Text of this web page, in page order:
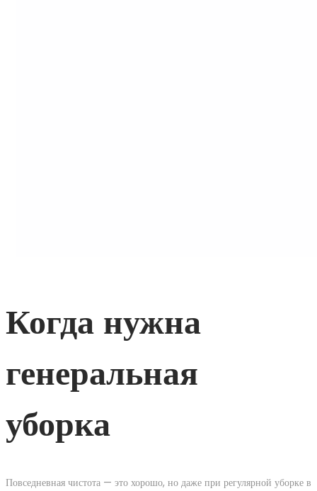
Когда нужна
генеральная
уборка
Повседневная чистота — это хорошо, но даже при регулярной уборке в